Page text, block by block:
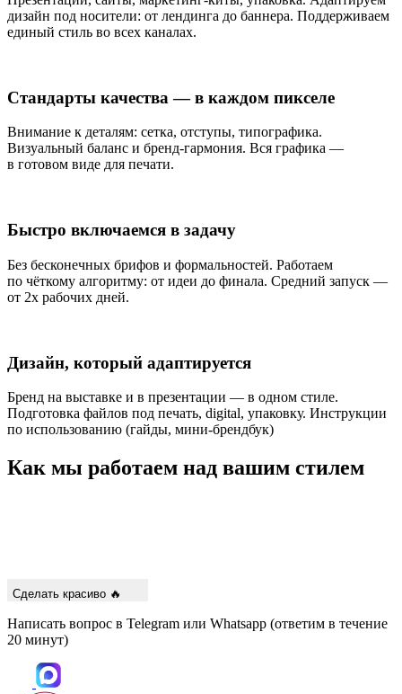
дизайн под носители: от лендинга до баннера. Поддерживаем
единый стиль во всех каналах.
Стандарты качества — в каждом пикселе
Внимание к деталям: сетка, отступы, типографика.
Визуальный баланс и бренд-гармония. Вся графика —
в готовом виде для печати.
Быстро включаемся в задачу
Без бесконечных брифов и формальностей. Работаем
по чёткому алгоритму: от идеи до финала. Средний запуск —
от 2х рабочих дней.
Дизайн, который адаптируется
Бренд на выставке и в презентации — в одном стиле.
Подготовка файлов под печать, digital, упаковку. Инструкции
по использованию (гайды, мини-брендбук)
Как мы работаем над вашим стилем
Сделать красиво 🔥
Написать вопрос в Telegram или Whatsapp (ответим в течение
20 минут)